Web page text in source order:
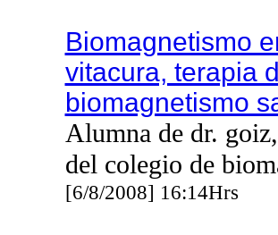
Biomagnetismo
vitacura, terapia
biomagnetismo
Alumna de dr.
del colegio de
[6/8/2008] 16:14Hrs